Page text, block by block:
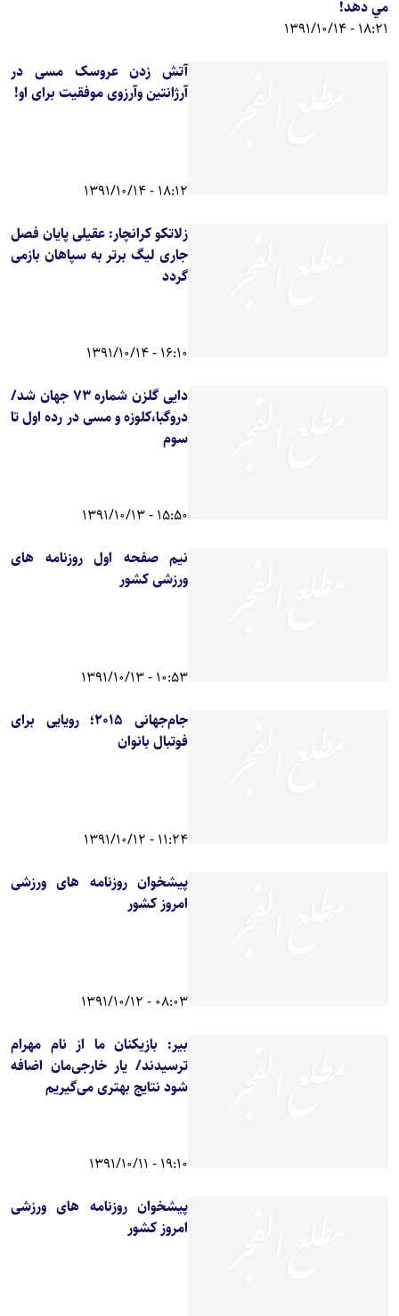
مي دهد!
18:21 - 1391/10/14
آتش زدن عروسک مسی در
آرژانتین وآرزوی موفقیت برای او!
18:12 - 1391/10/14
زلاتکو کرانچار: عقیلی پایان فصل
جاری لیگ برتر به سپاهان بازمی
گردد
16:10 - 1391/10/14
دایی گلزن شماره ۷۳ جهان شد/
دروگبا،کلوزه و مسی در رده‌‌ اول تا
سوم
15:50 - 1391/10/13
نیم صفحه اول روزنامه های
ورزشی کشور
10:53 - 1391/10/13
جام‌جهانی ۲۰۱۵؛ رویایی برای
فوتبال بانوان
11:24 - 1391/10/12
پیشخوان روزنامه های ورزشی
امروز کشور
08:03 - 1391/10/12
بیر: بازیکنان ما از نام مهرام
ترسیدند/ یار خارجی‌مان اضافه
شود نتایج بهتری می‌گیریم
19:10 - 1391/10/11
پیشخوان روزنامه های ورزشی
امروز کشور